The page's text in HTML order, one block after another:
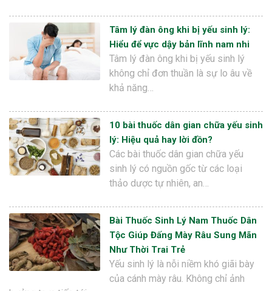
Tâm lý đàn ông khi bị yếu sinh lý:
Hiểu để vực dậy bản lĩnh nam nhi
Tâm lý đàn ông khi bị yếu sinh lý
không chỉ đơn thuần là sự lo âu về
khả năng…
10 bài thuốc dân gian chữa yếu sinh
lý: Hiệu quả hay lời đồn?
Các bài thuốc dân gian chữa yếu
sinh lý có nguồn gốc từ các loại
thảo dược tự nhiên, an…
Bài Thuốc Sinh Lý Nam Thuốc Dân
Tộc Giúp Đấng Mày Râu Sung Mãn
Như Thời Trai Trẻ
Yếu sinh lý là nỗi niềm khó giãi bày
của cánh mày râu. Không chỉ ảnh